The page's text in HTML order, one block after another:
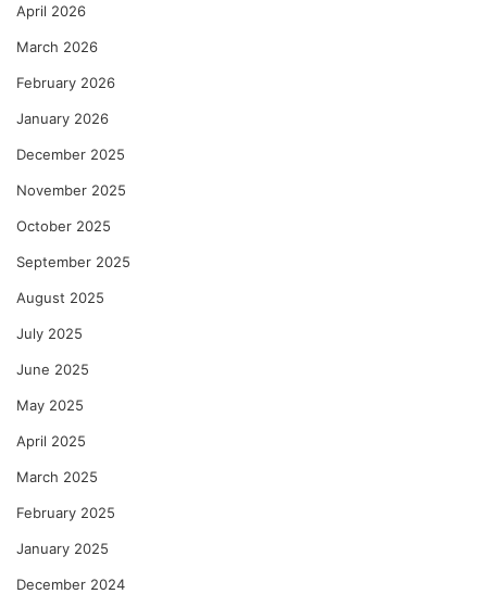
April 2026
March 2026
February 2026
January 2026
December 2025
November 2025
October 2025
September 2025
August 2025
July 2025
June 2025
May 2025
April 2025
March 2025
February 2025
January 2025
December 2024